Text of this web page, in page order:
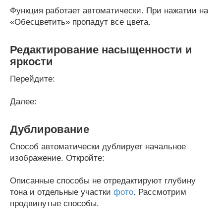
Функция работает автоматически. При нажатии на
«Обесцветить» пропадут все цвета.
Редактирование насыщенности и
яркости
Перейдите:
Далее:
Дублирование
Способ автоматически дублирует начальное
изображение. Откройте:
Описанные способы не отредактируют глубину
тона и отдельные участки фото. Рассмотрим
продвинутые способы.